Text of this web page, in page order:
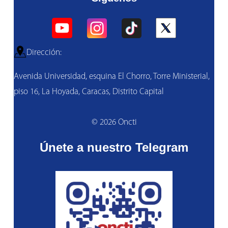
Dirección:
Avenida Universidad, esquina El Chorro, Torre Ministerial,
piso 16, La Hoyada, Caracas, Distrito Capital
© 2026 Oncti
Únete a nuestro Telegram